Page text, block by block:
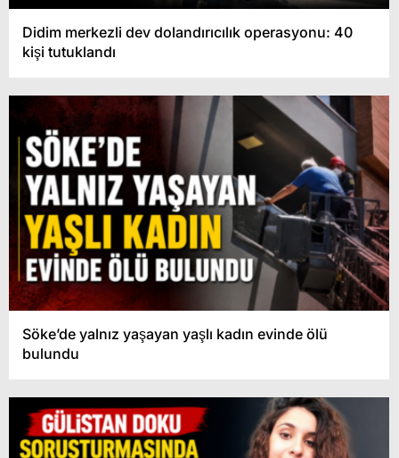
Didim merkezli dev dolandırıcılık operasyonu: 40
kişi tutuklandı
Söke’de yalnız yaşayan yaşlı kadın evinde ölü
bulundu